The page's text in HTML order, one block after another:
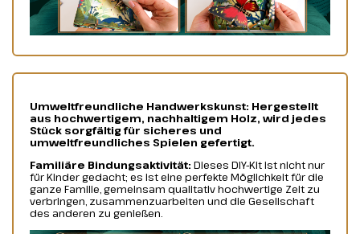
Umweltfreundliche Handwerkskunst: Hergestellt
aus hochwertigem, nachhaltigem Holz, wird jedes
Stück sorgfältig für sicheres und
umweltfreundliches Spielen gefertigt.
Familiäre Bindungsaktivität: Dieses DIY-Kit ist nicht nur
für Kinder gedacht; es ist eine perfekte Möglichkeit für die
ganze Familie, gemeinsam qualitativ hochwertige Zeit zu
verbringen, zusammenzuarbeiten und die Gesellschaft
des anderen zu genießen.